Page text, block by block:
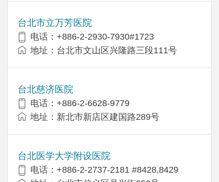
台北市立万芳医院
电话：+886-2-2930-7930#1723
地址：台北市文山区兴隆路三段111号
台北慈济医院
电话：+886-2-6628-9779
地址：新北市新店区建国路289号
台北医学大学附设医院
电话：+886-2-2737-2181 #8428,8429